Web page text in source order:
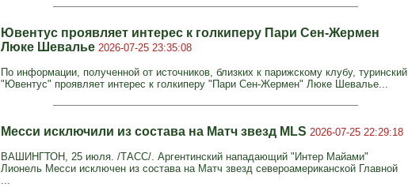
Ювентус проявляет интерес к голкиперу Пари Сен-Жермен
Люке Шевалье 2026-07-25 23:35:08
По информации, полученной от источников, близких к парижскому клубу, туринский
"Ювентус" проявляет интерес к голкиперу "Пари Сен-Жермен" Люке Шевалье...
Месси исключили из состава на Матч звезд MLS 2026-07-25 22:29:18
ВАШИНГТОН, 25 июля. /ТАСС/. Аргентинский нападающий "Интер Майами"
Лионель Месси исключен из состава на Матч звезд североамериканской Главной
...